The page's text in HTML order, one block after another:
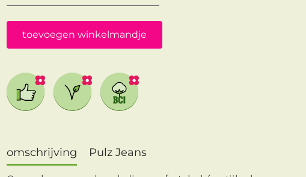
toevoegen winkelmandje
omschrijving Pulz Jeans